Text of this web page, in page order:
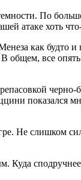
По
атаке хоть
как будто
все опять
черно-
показался
Не слишком
Куда